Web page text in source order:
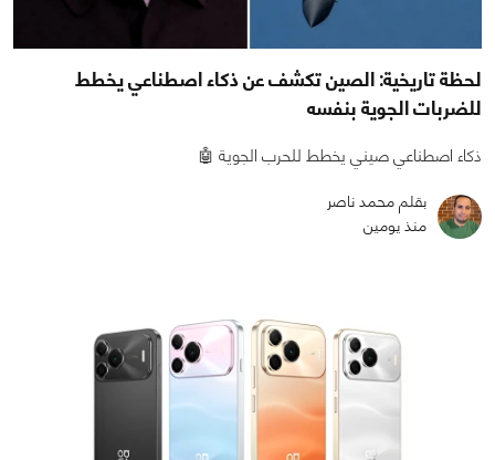
لحظة تاريخية: الصين تكشف عن ذكاء اصطناعي يخطط
للضربات الجوية بنفسه
ذكاء اصطناعي صيني يخطط للحرب الجوية 🤖
بقلم محمد ناصر
منذ يومين